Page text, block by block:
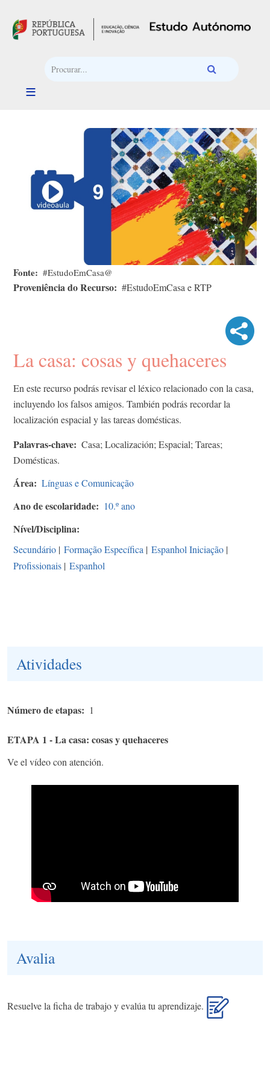
Fonte #EstudoEmCasa@
Proveniência do Recurso #EstudoEmCasa e RTP
La casa: cosas y quehaceres
En este recurso podrás revisar el léxico relacionado con la casa,
incluyendo los falsos amigos. También podrás recordar la
localización espacial y las tareas domésticas.
Palavras-chave
Casa; Localización; Espacial; Tareas;
Domésticas.
Área Línguas e Comunicação
Ano de escolaridade 10.º ano
Nível/Disciplina
Secundário | Formação Específica | Espanhol Iniciação |
Profissionais | Espanhol
Atividades
Número de etapas 1
ETAPA 1 - La casa: cosas y quehaceres
Ve el vídeo con atención.
Avalia
Resuelve la ficha de trabajo y evalúa tu aprendizaje.